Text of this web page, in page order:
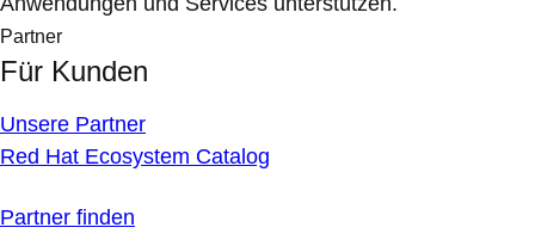
Partner
Für Kunden
Unsere Partner
Red Hat Ecosystem Catalog
Partner finden